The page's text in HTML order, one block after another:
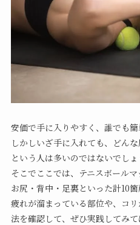
安価で手に入りやすく、誰でも簡
しかしいざ手に入れても、どん
という人は多いのではないでしょ
そこでここでは、テニスボール
お尻・背中・足裏といった計10
疲れが溜まっている部位や、コ
法を確認して、ぜひ実践してみて